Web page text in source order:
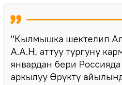
"Кылмышка шектелип
А.А.Н. аттуу тургуну
январдан бери
аркылуу Өрүктү